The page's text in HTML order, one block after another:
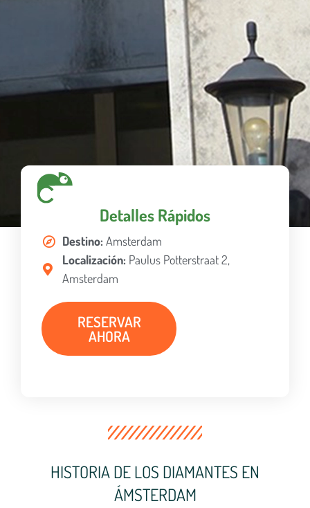
Detalles Rápidos
Destino: Amsterdam
Localización: Paulus Potterstraat 2,
Amsterdam
RESERVAR
AHORA
HISTORIA DE LOS DIAMANTES EN
ÁMSTERDAM